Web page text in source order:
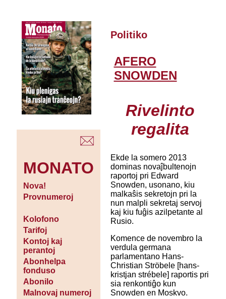
MONATO
Nova!
Provnumeroj
Kolofono
Tarifoj
Kontoj kaj
perantoj
Abonhelpa
fonduso
Abonilo
Malnovaj numeroj
Politiko
AFERO
SNOWDEN
Rivelinto
regalita
Ekde la somero 2013
dominas novaĵbultenojn
raportoj pri Edward
Snowden, usonano, kiu
malkaŝis sekretojn pri la
nun malpli sekretaj servoj
kaj kiu fuĝis azilpetante al
Rusio.
Komence de novembro la
verdula germana
parlamentano Hans-
Christian Ströbele [hans-
kristjan strébele] raportis pri
sia renkontiĝo kun
Snowden en Moskvo.